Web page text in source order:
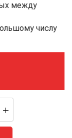
между
числу